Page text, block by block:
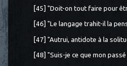
[45] "Doit-on tout faire pour
[46] "Le langage trahit-il la
[47] "Autrui, antidote à la
[48] "Suis-je ce que mon